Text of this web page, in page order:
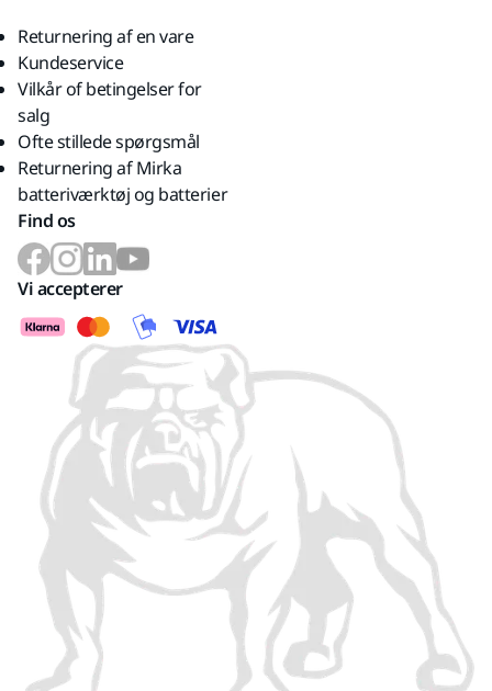
Returnering af en vare
Kundeservice
Vilkår of betingelser for
salg
Ofte stillede spørgsmål
Returnering af Mirka
batteriværktøj og batterier
Find os
Vi accepterer